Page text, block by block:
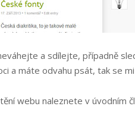
a sdílejte, případně
a máte odvahu psát, tak se
webu naleznete v úvodním